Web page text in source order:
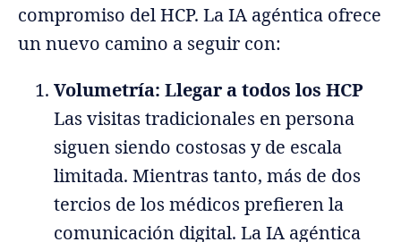
compromiso del HCP. La IA agéntica ofrece
un nuevo camino a seguir con:
Volumetría: Llegar a todos los HCP
Las visitas tradicionales en persona
siguen siendo costosas y de escala
limitada. Mientras tanto, más de dos
tercios de los médicos prefieren la
comunicación digital. La IA agéntica